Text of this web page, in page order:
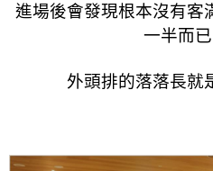
進場後會發現根本沒有客
一半而已
外頭排的落落長就